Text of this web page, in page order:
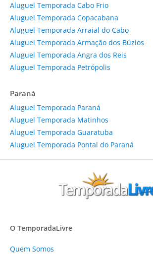
Aluguel Temporada Cabo Frio
Aluguel Temporada Copacabana
Aluguel Temporada Arraial do Cabo
Aluguel Temporada Armação dos Búzios
Aluguel Temporada Angra dos Reis
Aluguel Temporada Petrópolis
Paraná
Aluguel Temporada Paraná
Aluguel Temporada Matinhos
Aluguel Temporada Guaratuba
Aluguel Temporada Pontal do Paraná
O TemporadaLivre
Quem Somos